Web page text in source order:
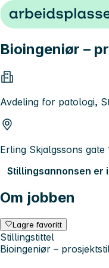
Hopp til innhold
Bioingeniør –
Avdeling for patologi,
Erling Skjalgssons
Stillingsannonsen er
Om jobben
Lagre favoritt
Stillingstittel
Bioingeniør –